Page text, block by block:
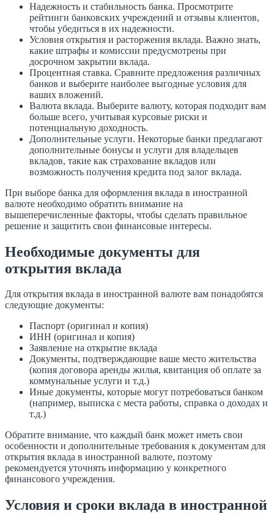
Надежность и стабильность банка. Просмотрите
рейтинги банковских учреждений и отзывы клиентов,
чтобы убедиться в их надежности.
Условия открытия и расторжения вклада. Важно знать,
какие штрафы и комиссии предусмотрены при
досрочном закрытии вклада.
Процентная ставка. Сравните предложения различных
банков и выберите наиболее выгодные условия для
ваших вложений.
Валюта вклада. Выберите валюту, которая подходит вам
больше всего, учитывая курсовые риски и
потенциальную доходность.
Дополнительные услуги. Некоторые банки предлагают
дополнительные бонусы и услуги для владельцев
вкладов, такие как страхование вкладов или
возможность получения кредита под залог вклада.
При выборе банка для оформления вклада в иностранной
валюте необходимо обратить внимание на
вышеперечисленные факторы, чтобы сделать правильное
решение и защитить свои финансовые интересы.
Необходимые документы для
открытия вклада
Для открытия вклада в иностранной валюте вам понадобятся
следующие документы:
Паспорт (оригинал и копия)
ИНН (оригинал и копия)
Заявление на открытие вклада
Документы, подтверждающие ваше место жительства
(копия договора аренды жилья, квитанция об оплате за
коммунальные услуги и т.д.)
Иные документы, которые могут потребоваться банком
(например, выписка с места работы, справка о доходах и
т.д.)
Обратите внимание, что каждый банк может иметь свои
особенности и дополнительные требования к документам для
открытия вклада в иностранной валюте, поэтому
рекомендуется уточнять информацию у конкретного
финансового учреждения.
Условия и сроки вклада в иностранной